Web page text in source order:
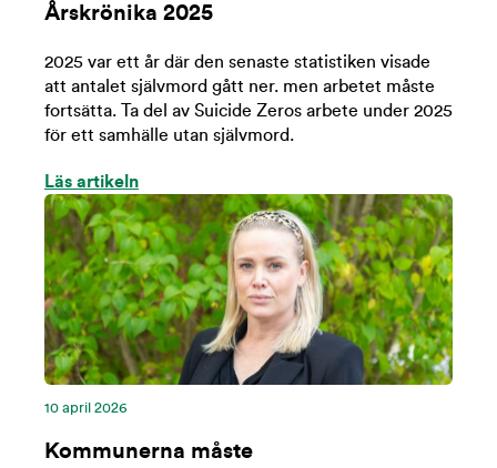
Årskrönika 2025
2025 var ett år där den senaste statistiken visade
att antalet självmord gått ner. men arbetet måste
fortsätta. Ta del av Suicide Zeros arbete under 2025
för ett samhälle utan självmord.
Läs artikeln
10 april 2026
Kommunerna måste